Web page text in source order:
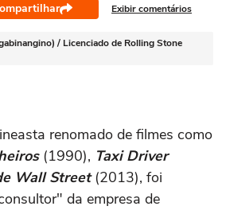
Exibir comentários
/ Licenciado de Rolling Stone
renomado de filmes como
(1990), Taxi Driver
Wall Street (2013), foi
da empresa de